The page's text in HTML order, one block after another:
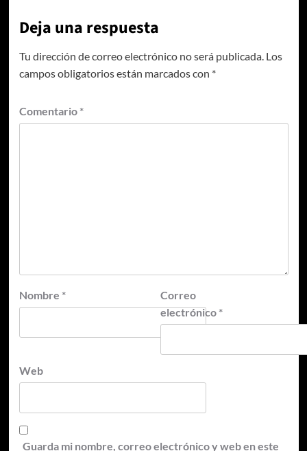
Deja una respuesta
Tu dirección de correo electrónico no será publicada. Los
campos obligatorios están marcados con *
Comentario *
Nombre *
Correo
electrónico *
Web
Guarda mi nombre, correo electrónico y web en este